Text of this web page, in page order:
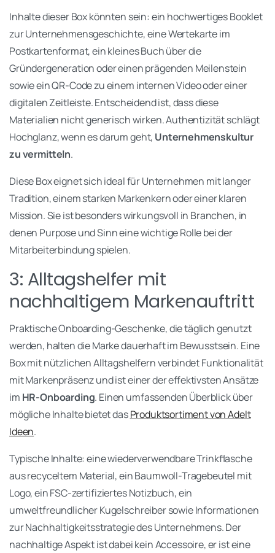
Inhalte dieser Box könnten sein: ein hochwertiges Booklet
zur Unternehmensgeschichte, eine Wertekarte im
Postkartenformat, ein kleines Buch über die
Gründergeneration oder einen prägenden Meilenstein
sowie ein QR-Code zu einem internen Video oder einer
digitalen Zeitleiste. Entscheidend ist, dass diese
Materialien nicht generisch wirken. Authentizität schlägt
Hochglanz, wenn es darum geht, Unternehmenskultur
zu vermitteln.
Diese Box eignet sich ideal für Unternehmen mit langer
Tradition, einem starken Markenkern oder einer klaren
Mission. Sie ist besonders wirkungsvoll in Branchen, in
denen Purpose und Sinn eine wichtige Rolle bei der
Mitarbeiterbindung spielen.
3: Alltagshelfer mit
nachhaltigem Markenauftritt
Praktische Onboarding-Geschenke, die täglich genutzt
werden, halten die Marke dauerhaft im Bewusstsein. Eine
Box mit nützlichen Alltagshelfern verbindet Funktionalität
mit Markenpräsenz und ist einer der effektivsten Ansätze
im HR-Onboarding. Einen umfassenden Überblick über
mögliche Inhalte bietet dasProduktsortiment von Adelt
Ideen.
Typische Inhalte: eine wiederverwendbare Trinkflasche
aus recyceltem Material, ein Baumwoll-Tragebeutel mit
Logo, ein FSC-zertifiziertes Notizbuch, ein
umweltfreundlicher Kugelschreiber sowie Informationen
zur Nachhaltigkeitsstrategie des Unternehmens. Der
nachhaltige Aspekt ist dabei kein Accessoire, er ist eine